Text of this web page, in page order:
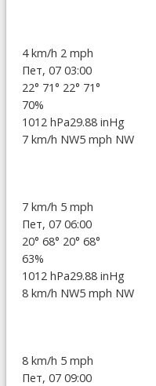
4 km/h 2 mph
Пет, 07 03:00
22° 71° 22° 71°
70%
1012 hPa29.88 inHg
7 km/h NW5 mph NW
7 km/h 5 mph
Пет, 07 06:00
20° 68° 20° 68°
63%
1012 hPa29.88 inHg
8 km/h NW5 mph NW
8 km/h 5 mph
Пет, 07 09:00